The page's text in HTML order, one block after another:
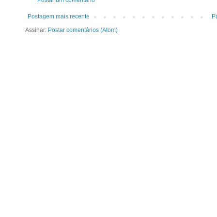
Postagem mais recente
Assinar: Postar comentários (Atom)